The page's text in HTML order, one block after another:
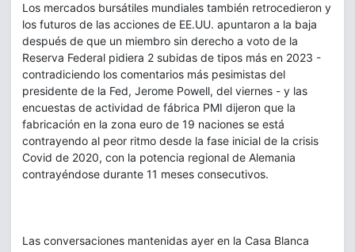
Los mercados bursátiles mundiales también retrocedieron y
los futuros de las acciones de EE.UU. apuntaron a la baja
después de que un miembro sin derecho a voto de la
Reserva Federal pidiera 2 subidas de tipos más en 2023 -
contradiciendo los comentarios más pesimistas del
presidente de la Fed, Jerome Powell, del viernes - y las
encuestas de actividad de fábrica PMI dijeron que la
fabricación en la zona euro de 19 naciones se está
contrayendo al peor ritmo desde la fase inicial de la crisis
Covid de 2020, con la potencia regional de Alemania
contrayéndose durante 11 meses consecutivos.
Las conversaciones mantenidas ayer en la Casa Blanca